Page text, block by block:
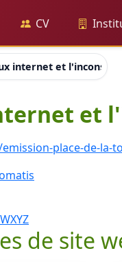
CV
internet et l'inconscient
et
place-de-la-
WXYZ
de site